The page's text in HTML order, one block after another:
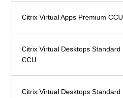
Citrix Virtual Apps Premium CCU
Citrix Virtual Desktops Standard
CCU
Citrix Virtual Desktops Standard